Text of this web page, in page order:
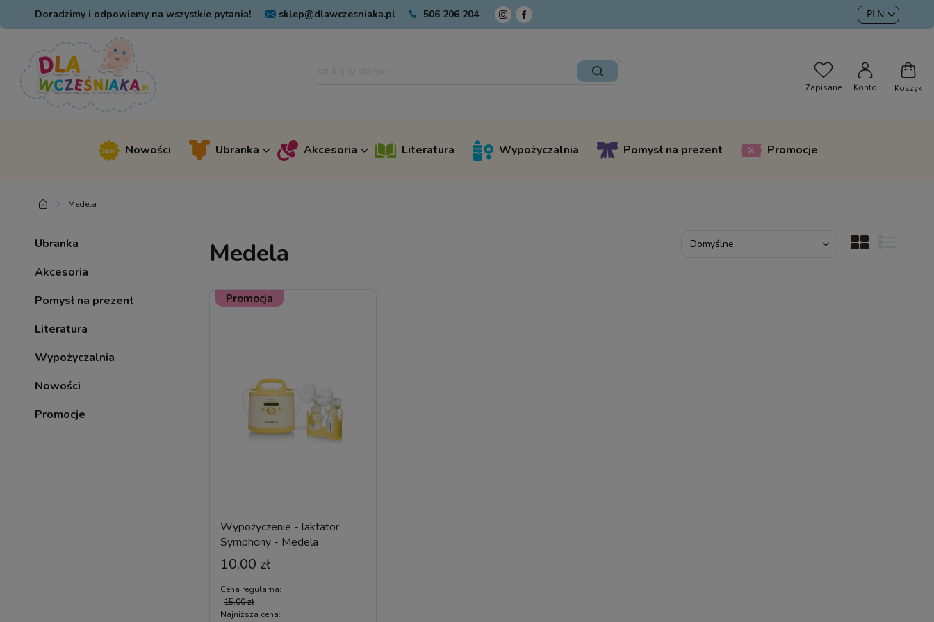
Doradzimy i odpowiemy na wszystkie pytania! sklep@dlawczesniaka.pl 506 206 204
Nowości Ubranka Akcesoria Literatura Wypożyczalnia Pomysł na prezent Promocje
Medela
Ubranka
Akcesoria
Pomysł na prezent
Literatura
Wypożyczalnia
Nowości
Promocje
Medela
Wypożyczenie - laktator
Symphony - Medela
10,00 zł
Cena regularna:
15,00 zł
Najniższa cena:
Promocja